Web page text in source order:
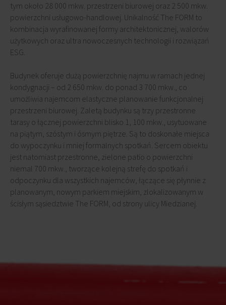
tym około 28 000 mkw. przestrzeni biurowej oraz 2 500 mkw.
powierzchni usługowo-handlowej. Unikalność The FORM to
kombinacja wyrafinowanej formy architektonicznej, walorów
użytkowych oraz ultra nowoczesnych technologii i rozwiązań
ESG.
Budynek oferuje dużą powierzchnię najmu w ramach jednej
kondygnacji – od 2 650 mkw. do ponad 3 700 mkw., co
umożliwia najemcom elastyczne planowanie funkcjonalnej
przestrzeni biurowej. Zaletą budynku są trzy przestronne
tarasy o łącznej powierzchni blisko 1, 100 mkw., usytuowane
na piątym, szóstym i ósmym piętrze. Są to doskonałe miejsca
do wypoczynku i mniej formalnych spotkań. Sercem obiektu
jest natomiast przestronne, zielone patio o powierzchni
niemal 700 mkw., tworzące kolejną strefę do spotkań i
odpoczynku dla wszystkich najemców, łączące się płynnie z
planowanym, nowym parkiem miejskim, zlokalizowanym w
ścisłym sąsiedztwie The FORM, od strony ulicy Miedzianej.